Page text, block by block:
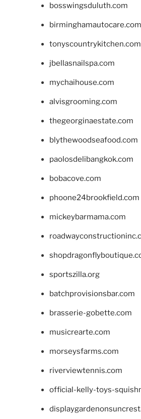
bosswingsduluth.com
birminghamautocare.com
tonyscountrykitchen.com
jbellasnailspa.com
mychaihouse.com
alvisgrooming.com
thegeorginaestate.com
blythewoodseafood.com
paolosdelibangkok.com
bobacove.com
phoone24brookfield.com
mickeybarmama.com
sportszilla.org
batchprovisionsbar.com
brasserie-gobette.com
musicrearte.com
morseysfarms.com
riverviewtennis.com
official-kelly-toys-